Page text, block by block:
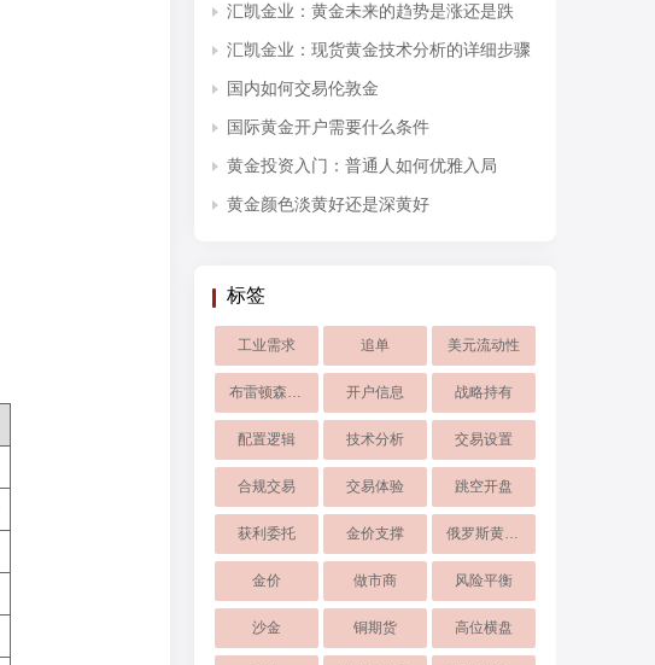
汇凯金业：黄金未来的趋势是涨还是跌
汇凯金业：现货黄金技术分析的详细步骤
国内如何交易伦敦金
国际黄金开户需要什么条件
黄金投资入门：普通人如何优雅入局
黄金颜色淡黄好还是深黄好
标签
工业需求 追单 美元流动性
布雷顿森林体系 开户信息 战略持有
配置逻辑 技术分析 交易设置
合规交易 交易体验 跳空开盘
获利委托 金价支撑 俄罗斯黄金储备
金价 做市商 风险平衡
沙金 铜期货 高位横盘